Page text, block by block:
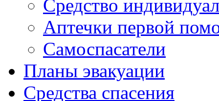
Средство
Аптечки первой
Самоспасатели
Планы эвакуации
Средства спасения